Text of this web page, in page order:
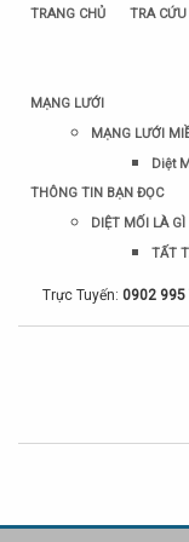
TRANG CHỦ TRA
MẠNG LƯỚI
MẠNG LƯỚI
Diệt
THÔNG TIN BẠN ĐỌC
DIỆT MỐI LÀ GÌ
TẤT
Trực Tuyến: 0902 995